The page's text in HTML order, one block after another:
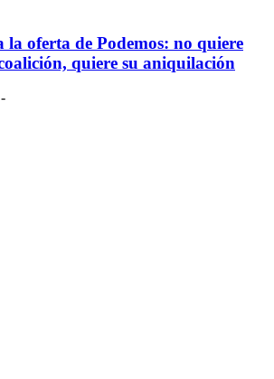
la oferta de Podemos: no quiere
quiere su aniquilación
-